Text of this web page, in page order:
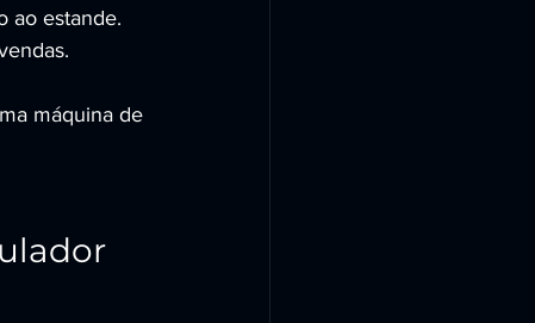
ao estande.
máquina de